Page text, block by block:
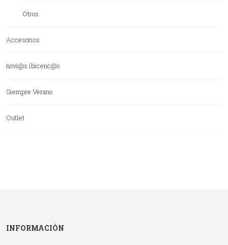
Otros
Accesorios
novi@s ibicenc@s
Siempre Verano
Outlet
INFORMACIÓN